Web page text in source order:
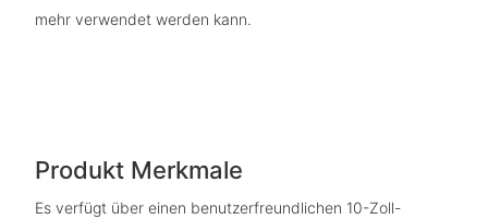
mehr verwendet werden kann.
Produkt Merkmale
Es verfügt über einen benutzerfreundlichen 10-Zoll-